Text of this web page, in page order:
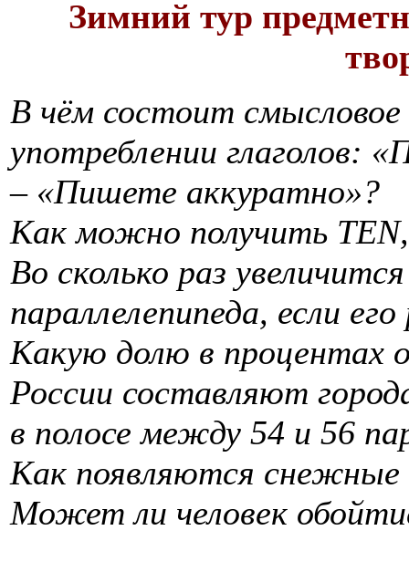
Зимний тур
В чём состоит смысловое
употреблении глаголов:
– «Пишете аккуратно»?
Как можно получить
Во сколько раз
параллелепипеда, если
Какую долю в процентах
России составляют
в полосе между 54 и 56
Как появляются снежные
Может ли человек